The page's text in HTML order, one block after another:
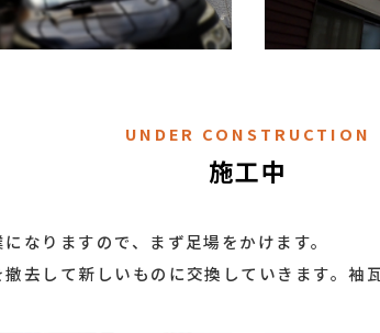
UNDER CONSTRUCTION
施工中
なりますので、まず足場をかけます。
去して新しいものに交換していきます。袖